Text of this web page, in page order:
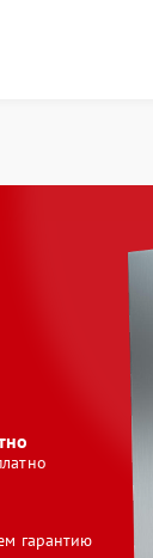
гарантию